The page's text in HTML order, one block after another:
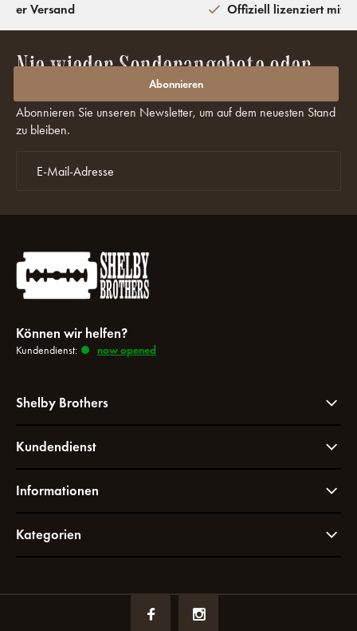
Versand Offiziell lizenziert mit
Nie wieder Sonderangebote oder
Rabatte verpassen?
Abonnieren Sie unseren Newsletter, um auf dem neuesten Stand
zu bleiben.
Abonnieren
Können wir helfen?
Kundendienst: now opened
Shelby Brothers
Kundendienst
Informationen
Kategorien